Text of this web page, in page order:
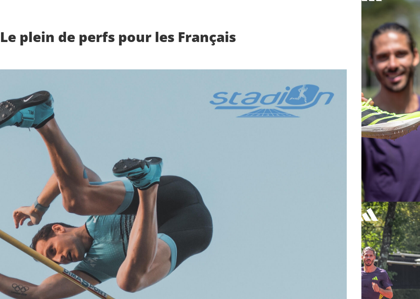
plein de perfs pour les Français